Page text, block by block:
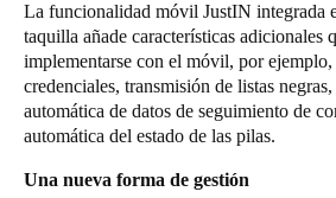
La funcionalidad móvil JustIN integrada
taquilla añade características adicionales
implementarse con el móvil, por
credenciales, transmisión de listas
automática de datos de seguimiento de
automática del estado de las pilas.
Una nueva forma de gestión